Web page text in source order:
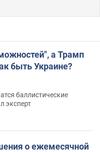
а Трамп
быть Украине?
баллистические
эксперт
о ежемесячной